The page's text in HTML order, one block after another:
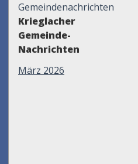
Gemeindenachrichten
Krieglacher
Gemeinde-
Nachrichten
März 2026